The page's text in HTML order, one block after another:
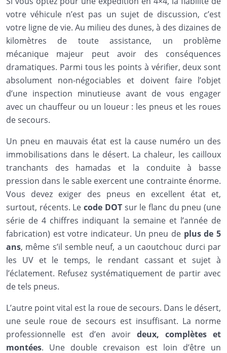
votre véhicule n’est pas un sujet de discussion, c’est
votre ligne de vie. Au milieu des dunes, à des dizaines de
kilomètres de toute assistance, un problème
mécanique majeur peut avoir des conséquences
dramatiques. Parmi tous les points à vérifier, deux sont
absolument non-négociables et doivent faire l’objet
d’une inspection minutieuse avant de vous engager
avec un chauffeur ou un loueur : les pneus et les roues
de secours.
Un pneu en mauvais état est la cause numéro un des
immobilisations dans le désert. La chaleur, les cailloux
tranchants des hamadas et la conduite à basse
pression dans le sable exercent une contrainte énorme.
Vous devez exiger des pneus en excellent état et,
surtout, récents. Lecode DOTsur le flanc du pneu (une
série de 4 chiffres indiquant la semaine et l’année de
fabrication) est votre indicateur. Un pneu de plus de 5
ans, même s’il semble neuf, a un caoutchouc durci par
les UV et le temps, le rendant cassant et sujet à
l’éclatement. Refusez systématiquement de partir avec
de tels pneus.
L’autre point vital est la roue de secours. Dans le désert,
une seule roue de secours est insuffisant. La norme
professionnelle est d’en avoir deux, complètes et
montées. Une double crevaison est loin d’être un